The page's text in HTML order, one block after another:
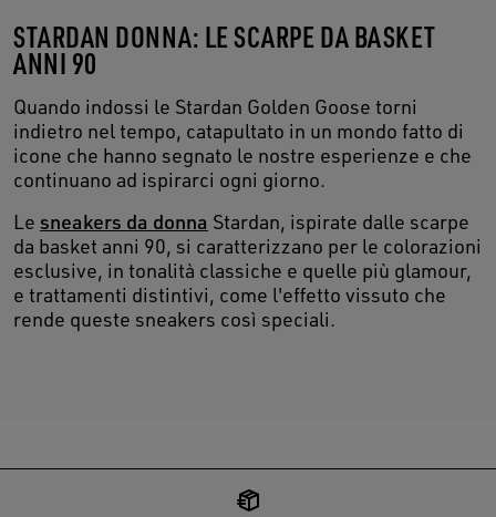
STARDAN DONNA: LE SCARPE DA BASKET
ANNI 90
Quando indossi le Stardan Golden Goose torni
indietro nel tempo, catapultato in un mondo fatto di
icone che hanno segnato le nostre esperienze e che
continuano ad ispirarci ogni giorno.
Le sneakers da donna Stardan, ispirate dalle scarpe
da basket anni 90, si caratterizzano per le colorazioni
esclusive, in tonalità classiche e quelle più glamour,
e trattamenti distintivi, come l'effetto vissuto che
rende queste sneakers così speciali.